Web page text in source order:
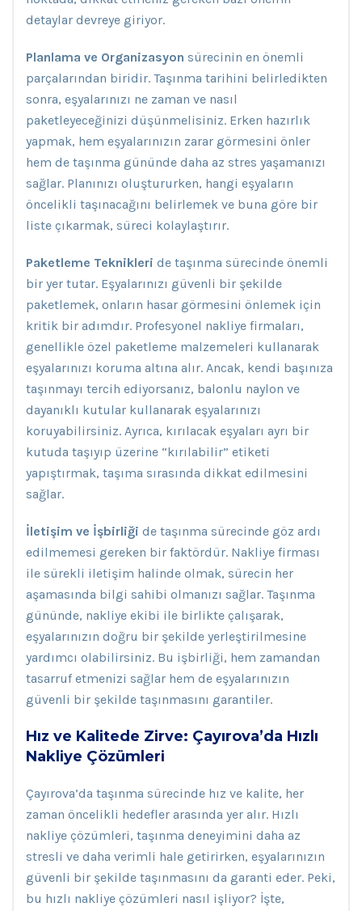
detaylar devreye giriyor.
Planlama ve Organizasyon sürecinin en önemli
parçalarından biridir. Taşınma tarihini belirledikten
sonra, eşyalarınızı ne zaman ve nasıl
paketleyeceğinizi düşünmelisiniz. Erken hazırlık
yapmak, hem eşyalarınızın zarar görmesini önler
hem de taşınma gününde daha az stres yaşamanızı
sağlar. Planınızı oluştururken, hangi eşyaların
öncelikli taşınacağını belirlemek ve buna göre bir
liste çıkarmak, süreci kolaylaştırır.
Paketleme Teknikleri de taşınma sürecinde önemli
bir yer tutar. Eşyalarınızı güvenli bir şekilde
paketlemek, onların hasar görmesini önlemek için
kritik bir adımdır. Profesyonel nakliye firmaları,
genellikle özel paketleme malzemeleri kullanarak
eşyalarınızı koruma altına alır. Ancak, kendi başınıza
taşınmayı tercih ediyorsanız, balonlu naylon ve
dayanıklı kutular kullanarak eşyalarınızı
koruyabilirsiniz. Ayrıca, kırılacak eşyaları ayrı bir
kutuda taşıyıp üzerine “kırılabilir” etiketi
yapıştırmak, taşıma sırasında dikkat edilmesini
sağlar.
İletişim ve İşbirliği de taşınma sürecinde göz ardı
edilmemesi gereken bir faktördür. Nakliye firması
ile sürekli iletişim halinde olmak, sürecin her
aşamasında bilgi sahibi olmanızı sağlar. Taşınma
gününde, nakliye ekibi ile birlikte çalışarak,
eşyalarınızın doğru bir şekilde yerleştirilmesine
yardımcı olabilirsiniz. Bu işbirliği, hem zamandan
tasarruf etmenizi sağlar hem de eşyalarınızın
güvenli bir şekilde taşınmasını garantiler.
Hız ve Kalitede Zirve: Çayırova’da Hızlı
Nakliye Çözümleri
Çayırova’da taşınma sürecinde hız ve kalite, her
zaman öncelikli hedefler arasında yer alır. Hızlı
nakliye çözümleri, taşınma deneyimini daha az
stresli ve daha verimli hale getirirken, eşyalarınızın
güvenli bir şekilde taşınmasını da garanti eder. Peki,
bu hızlı nakliye çözümleri nasıl işliyor? İşte,